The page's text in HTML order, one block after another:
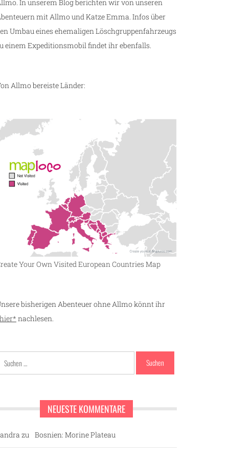
In unserem Blog berichten wir von unseren
mit Allmo und Katze Emma. Infos über
Umbau eines ehemaligen Löschgruppenfahrzeugs
einem Expeditionsmobil findet ihr ebenfalls.
Allmo bereiste Länder:
Your Own Visited European Countries Map
bisherigen Abenteuer ohne Allmo könnt ihr
hier* nachlesen.
Suchen
NEUESTE KOMMENTARE
zu Bosnien: Morine Plateau